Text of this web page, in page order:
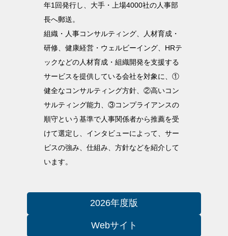
年1回発行し、大手・上場4000社の人事部
長へ郵送。
組織・人事コンサルティング、人材育成・
研修、健康経営・ウェルビーイング、HRテ
ックなどの人材育成・組織開発を支援する
サービスを提供している会社を対象に、①
健全なコンサルティング方針、②高いコン
サルティング能力、③コンプライアンスの
順守という基準で人事関係者から推薦を受
けて選定し、インタビューによって、サー
ビスの強み、仕組み、方針などを紹介して
います。
2026年度版
Webサイト